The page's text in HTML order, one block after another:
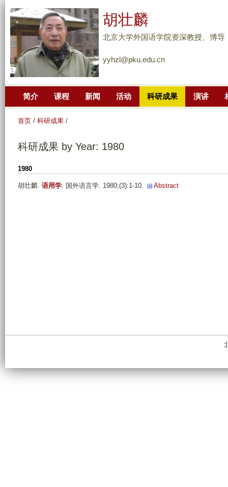
到
主
胡壮麟
北京大学外国语学院资深教授、博导
yyhzl@pku.edu.cn
简介 课程 新闻 活动 科研成果 演讲
首页 / 科研成果 /
科研成果 by Year: 1980
1980
胡壮麟. 语用学. 国外语言学. 1980;(3):1-10. Abstract